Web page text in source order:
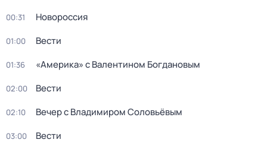
00:31 Новороссия
01:00 Вести
01:36 «Америка» с Валентином Богдановым
02:00 Вести
02:10 Вечер с Владимиром Соловьёвым
03:00 Вести